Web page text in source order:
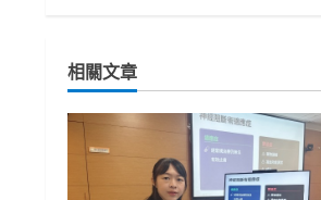
i
n
相關文章